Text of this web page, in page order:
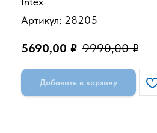
Артикул: 28205
5690,00 ₽ 9990,00 ₽
Добавить в корзину